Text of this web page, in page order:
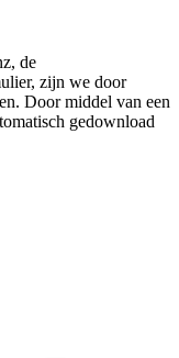
de
zijn we door
Door middel van een
gedownload